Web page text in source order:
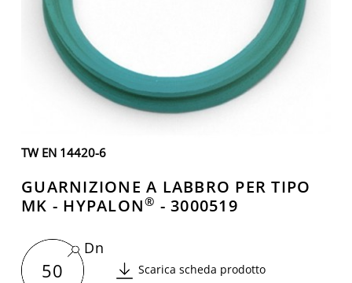
TW EN 14420-6
GUARNIZIONE A LABBRO PER TIPO
MK - HYPALON® - 3000519
50
Dn
Scarica scheda prodotto